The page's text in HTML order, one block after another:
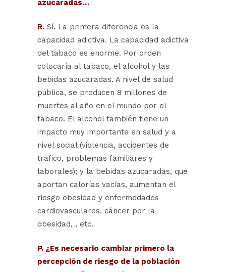
azucaradas…
R. Sí. La primera diferencia es la
capacidad adictiva. La capacidad adictiva
del tabaco es enorme. Por orden
colocaría al tabaco, el alcohol y las
bebidas azucaradas. A nivel de salud
pública, se producen 8 millones de
muertes al año en el mundo por el
tabaco. El alcohol también tiene un
impacto muy importante en salud y a
nivel social (violencia, accidentes de
tráfico, problemas familiares y
laborales); y la bebidas azucaradas, que
aportan calorías vacías, aumentan el
riesgo obesidad y enfermedades
cardiovasculares, cáncer por la
obesidad, , etc.
P. ¿Es necesario cambiar primero la
percepción de riesgo de la población